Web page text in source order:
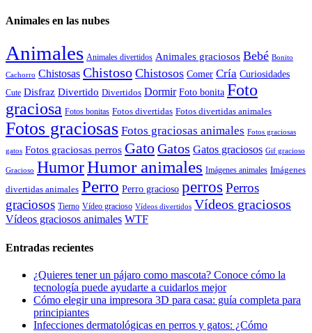
Animales en las nubes
Animales Animales divertidos Animales graciosos Bebé Bonito
Cachorro Chistosas Chistoso Chistosos Comer Cría Curiosidades
Cute Disfraz Divertido Divertidos Dormir Foto bonita Foto
graciosa Fotos bonitas Fotos divertidas Fotos divertidas animales
Fotos graciosas Fotos graciosas animales Fotos graciosas
gatos Fotos graciosas perros GatoGatos Gatos graciosos Gif gracioso
Gracioso HumorHumor animales Imágenes animales Imágenes
divertidas animales Perro Perro gracioso perros Perros
graciosos Tierno Vídeo gracioso Vídeos divertidos Vídeos graciosos
Vídeos graciosos animales WTF
Entradas recientes
¿Quieres tener un pájaro como mascota? Conoce cómo la
tecnología puede ayudarte a cuidarlos mejor
Cómo elegir una impresora 3D para casa: guía completa para
principiantes
Infecciones dermatológicas en perros y gatos: ¿Cómo